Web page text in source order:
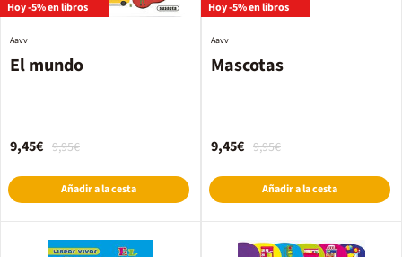
Hoy -5% en libros
El mundo
Aavv
9,95€
9,45€
Añadir a la cesta
Hoy -5% en libros
Mascotas
Aavv
9,95€
9,45€
Añadir a la cesta